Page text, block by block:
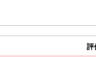
評